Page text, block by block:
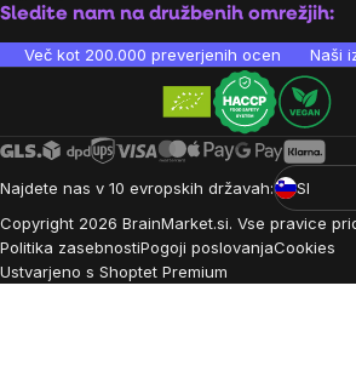
Sledite nam na družbenih omrežjih:
Več kot 200.000 preverjenih ocen Naši
Najdete nas v 10 evropskih državah:
SI
Copyright 2026 BrainMarket.si. Vse pravice
Politika zasebnostiPogoji poslovanjaCookies
Ustvarjeno s Shoptet Premium